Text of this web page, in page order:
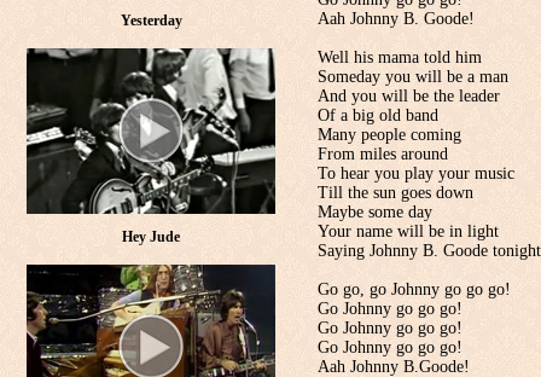
Aah Johnny B. Goode!
Well his mama told him
Someday you will be a man
And you will be the leader
Of a big old band
Many people coming
From miles around
To hear you play your music
Till the sun goes down
Maybe some day
Your name will be in light
Saying Johnny B. Goode
Go go, go Johnny go go go!
Go Johnny go go go!
Go Johnny go go go!
Go Johnny go go go!
Aah Johnny B.Goode!
Yesterday
Hey Jude